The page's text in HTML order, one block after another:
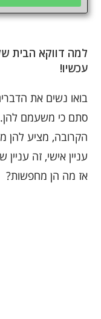
עכשיו!
בואו נשים את
סתם כי משעמם להן.
הקרובה, מציע להן
עניין אישי, זה
אז מה הן מחפשות?